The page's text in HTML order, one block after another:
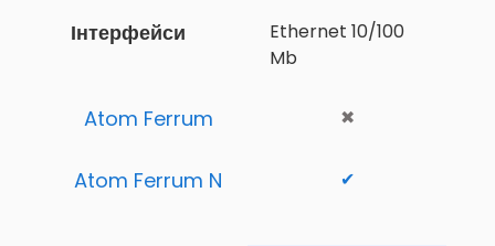
Інтерфейси
Ethernet 10/100
Mb
Atom Ferrum ✖
Atom Ferrum N ✔